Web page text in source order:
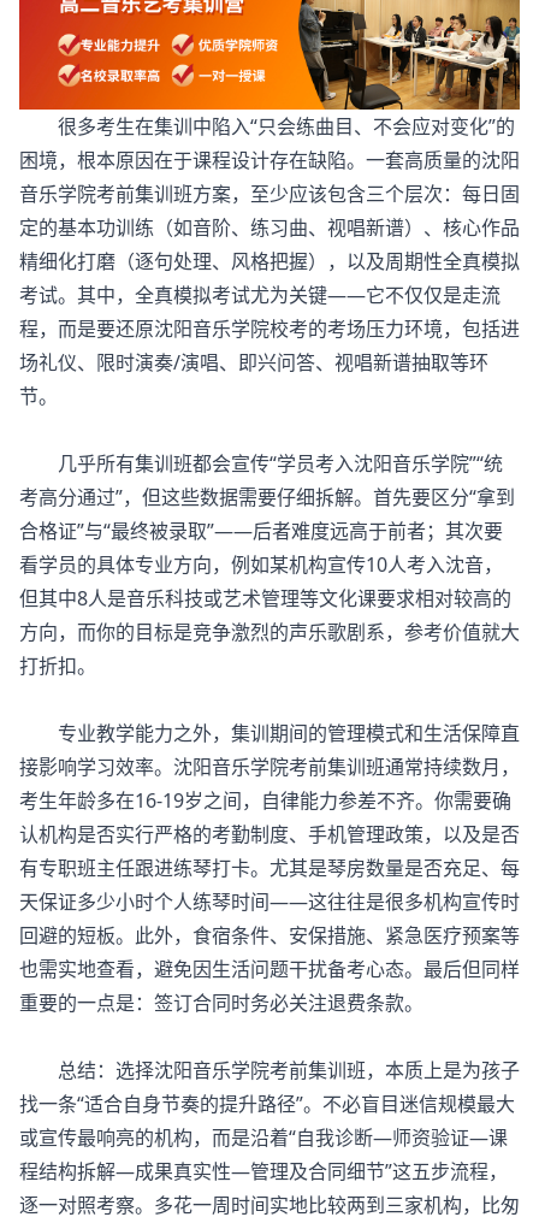
很多考生在集训中陷入“只会练曲目、不会应对变化”的
困境，根本原因在于课程设计存在缺陷。一套高质量的沈阳
音乐学院考前集训班方案，至少应该包含三个层次：每日固
定的基本功训练（如音阶、练习曲、视唱新谱）、核心作品
精细化打磨（逐句处理、风格把握），以及周期性全真模拟
考试。其中，全真模拟考试尤为关键——它不仅仅是走流
程，而是要还原沈阳音乐学院校考的考场压力环境，包括进
场礼仪、限时演奏/演唱、即兴问答、视唱新谱抽取等环
节。
几乎所有集训班都会宣传“学员考入沈阳音乐学院”“统
考高分通过”，但这些数据需要仔细拆解。首先要区分“拿到
合格证”与“最终被录取”——后者难度远高于前者；其次要
看学员的具体专业方向，例如某机构宣传10人考入沈音，
但其中8人是音乐科技或艺术管理等文化课要求相对较高的
方向，而你的目标是竞争激烈的声乐歌剧系，参考价值就大
打折扣。
专业教学能力之外，集训期间的管理模式和生活保障直
接影响学习效率。沈阳音乐学院考前集训班通常持续数月，
考生年龄多在16-19岁之间，自律能力参差不齐。你需要确
认机构是否实行严格的考勤制度、手机管理政策，以及是否
有专职班主任跟进练琴打卡。尤其是琴房数量是否充足、每
天保证多少小时个人练琴时间——这往往是很多机构宣传时
回避的短板。此外，食宿条件、安保措施、紧急医疗预案等
也需实地查看，避免因生活问题干扰备考心态。最后但同样
重要的一点是：签订合同时务必关注退费条款。
总结：选择沈阳音乐学院考前集训班，本质上是为孩子
找一条“适合自身节奏的提升路径”。不必盲目迷信规模最大
或宣传最响亮的机构，而是沿着“自我诊断—师资验证—课
程结构拆解—成果真实性—管理及合同细节”这五步流程，
逐一对照考察。多花一周时间实地比较两到三家机构，比匆